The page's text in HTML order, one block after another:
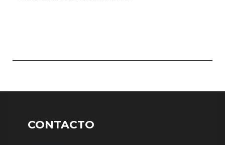
CONTACTO